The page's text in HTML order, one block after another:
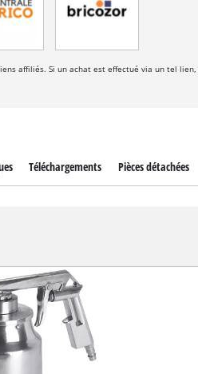
affiliés. Si un achat est effectué via un tel
Téléchargements Pièces détachées